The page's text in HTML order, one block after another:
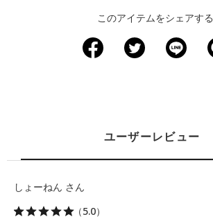
このアイテムをシェアする
ユーザーレビュー
しょーねん さん
（5.0）